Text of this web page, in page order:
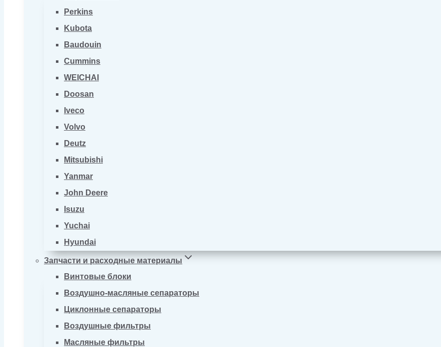
Perkins
Kubota
Baudouin
Cummins
WEICHAI
Doosan
Iveco
Volvo
Deutz
Mitsubishi
Yanmar
John Deere
Isuzu
Yuchai
Hyundai
Запчасти и расходные материалы
Винтовые блоки
Воздушно-масляные сепараторы
Циклонные сепараторы
Воздушные фильтры
Масляные фильтры